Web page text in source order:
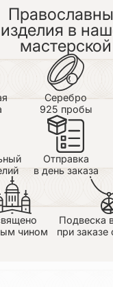
изделия в
мастерской
Серебро
925 пробы
Отправка
в день заказа
чином
Подвеска
при заказе